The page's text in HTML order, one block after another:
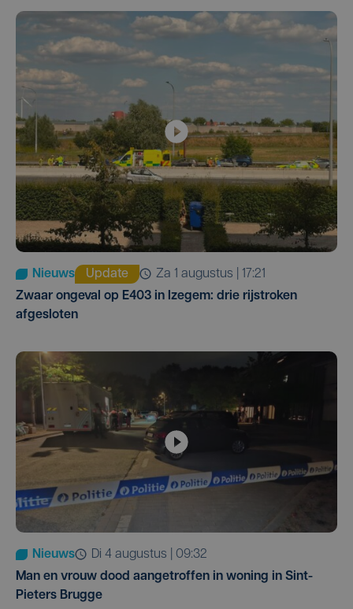
Nieuws Update
za 1 augustus | 17:21
Zwaar ongeval op E403 in Izegem: drie rijstroken
afgesloten
Nieuws
di 4 augustus | 09:32
Man en vrouw dood aangetroffen in woning in Sint-
Pieters Brugge